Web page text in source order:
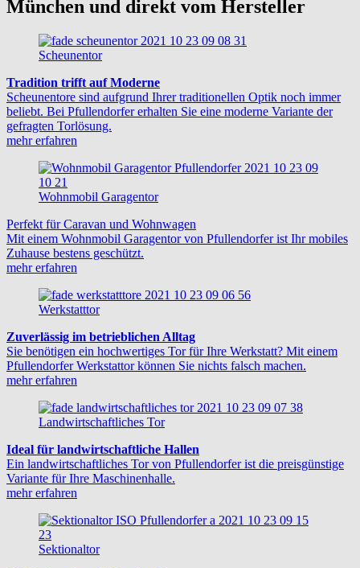
München und direkt vom Hersteller
Scheunentor
Tradition trifft auf Moderne
Scheunentore sind aufgrund Ihrer traditionellen Optik noch immer
beliebt. Bei Pfullendorfer erhalten Sie eine moderne Variante der
gefragten Torlösung.
mehr erfahren
Wohnmobil Garagentor
Perfekt für Caravan und Wohnwagen
Mit einem Wohnmobil Garagentor von Pfullendorfer ist Ihr mobiles
Zuhause bestens geschützt.
mehr erfahren
Werkstatttor
Zuverlässig im betrieblichen Alltag
Sie benötigen ein hochwertiges Tor für Ihre Werkstatt? Mit einem
Pfullendorfer Werkstattor können Sie nichts falsch machen.
mehr erfahren
Landwirtschaftliches Tor
Ideal für landwirtschaftliche Hallen
Ein landwirtschaftliches Tor von Pfullendorfer ist die preisgünstige
Variante für Ihre Maschinenhalle.
mehr erfahren
Sektionaltor